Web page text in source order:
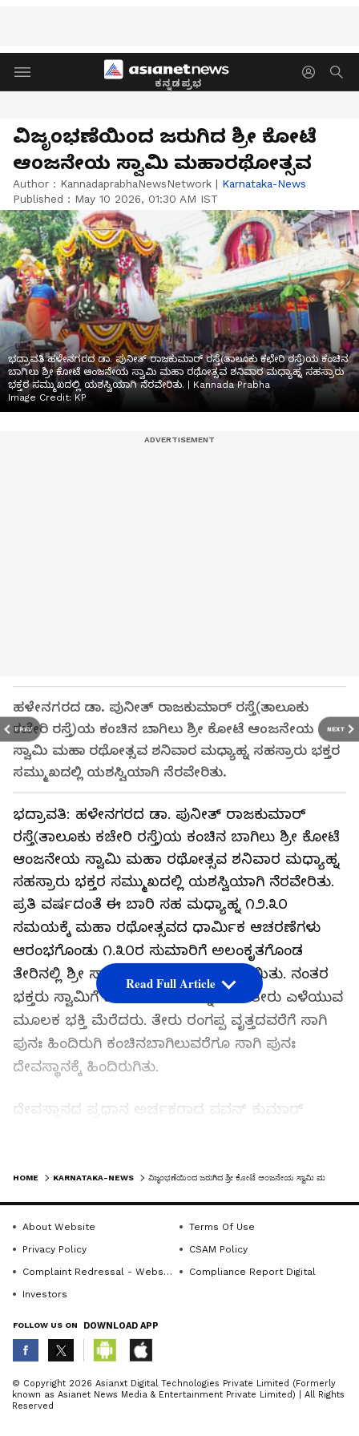
ಕನ್ನಡಪ್ರಭ
PREV NEXT
ವಿಜೃಂಭಣೆಯಿಂದ ಜರುಗಿದ ಶ್ರೀ ಕೋಟೆ
ಆಂಜನೇಯ ಸ್ವಾಮಿ ಮಹಾರಥೋತ್ಸವ
Author : KannadaprabhaNewsNetwork | Karnataka-News
Published : May 10 2026, 01:30 AM IST
ಭದ್ರಾವತಿ ಹಳೇನಗರದ ಡಾ. ಪುನೀತ್ ರಾಜಕುಮಾರ್ ರಸ್ತೆ(ತಾಲೂಕು ಕಛೇರಿ ರಸ್ತೆ)ಯ ಕಂಚಿನ
ಬಾಗಿಲು ಶ್ರೀ ಕೋಟೆ ಆಂಜನೇಯ ಸ್ವಾಮಿ ಮಹಾ ರಥೋತ್ಸವ ಶನಿವಾರ ಮಧ್ಯಾಹ್ನ ಸಹಸ್ರಾರು
ಭಕ್ತರ ಸಮ್ಮುಖದಲ್ಲಿ ಯಶಸ್ವಿಯಾಗಿ ನೆರವೇರಿತು. | Kannada Prabha
Image Credit: KP
ಹಳೇನಗರದ ಡಾ. ಪುನೀತ್ ರಾಜಕುಮಾರ್ ರಸ್ತೆ(ತಾಲೂಕು
ಕಚೇರಿ ರಸ್ತೆ)ಯ ಕಂಚಿನ ಬಾಗಿಲು ಶ್ರೀ ಕೋಟೆ ಆಂಜನೇಯ
ಸ್ವಾಮಿ ಮಹಾ ರಥೋತ್ಸವ ಶನಿವಾರ ಮಧ್ಯಾಹ್ನ ಸಹಸ್ರಾರು ಭಕ್ತರ
ಸಮ್ಮುಖದಲ್ಲಿ ಯಶಸ್ವಿಯಾಗಿ ನೆರವೇರಿತು.
ಭದ್ರಾವತಿ: ಹಳೇನಗರದ ಡಾ. ಪುನೀತ್ ರಾಜಕುಮಾರ್
ರಸ್ತೆ(ತಾಲೂಕು ಕಚೇರಿ ರಸ್ತೆ)ಯ ಕಂಚಿನ ಬಾಗಿಲು ಶ್ರೀ ಕೋಟೆ
ಆಂಜನೇಯ ಸ್ವಾಮಿ ಮಹಾ ರಥೋತ್ಸವ ಶನಿವಾರ ಮಧ್ಯಾಹ್ನ
ಸಹಸ್ರಾರು ಭಕ್ತರ ಸಮ್ಮುಖದಲ್ಲಿ ಯಶಸ್ವಿಯಾಗಿ ನೆರವೇರಿತು.
ಪ್ರತಿ ವರ್ಷದಂತೆ ಈ ಬಾರಿ ಸಹ ಮಧ್ಯಾಹ್ನ ೧೨.೩೦
ಸಮಯಕ್ಕೆ ಮಹಾ ರಥೋತ್ಸವದ ಧಾರ್ಮಿಕ ಆಚರಣೆಗಳು
ಆರಂಭಗೊಂಡು ೧.೩೦ರ ಸುಮಾರಿಗೆ ಅಲಂಕೃತಗೊಂಡ
ತೇರಿನಲ್ಲಿ ಶ್ರೀ ಸ್ವಾಮಿಯನ್ನು ಪ್ರತಿಷ್ಠಾಪಿಸಲಾಯಿತು. ನಂತರ
ಭಕ್ತರು ಸ್ವಾಮಿಗೆ ಜಯಘೋಷಗಳನ್ನು ಹಾಕಿ ತೇರು ಎಳೆಯುವ
ಮೂಲಕ ಭಕ್ತಿ ಮೆರೆದರು. ತೇರು ರಂಗಪ್ಪ ವೃತ್ತದವರೆಗೆ ಸಾಗಿ
ಪುನಃ ಹಿಂದಿರುಗಿ ಕಂಚಿನಬಾಗಿಲುವರೆಗೂ ಸಾಗಿ ಪುನಃ
ದೇವಸ್ಥಾನಕ್ಕೆ ಹಿಂದಿರುಗಿತು.
ದೇವಸ್ಥಾನದ ಪ್ರಧಾನ ಅರ್ಚಕರಾದ ಪವನ್ ಕುಮಾರ್
ವ್ಯವಸ್ಥಾಪನಾ ಸಮಿತಿ ಅಧ್ಯಕ್ಷ ಜಿ. ರಮಾಕಾಂತ ಹಾಗೂ
ಇನ್ನಿತರ ದೇವಸ್ಥಾನಗಳ ಅರ್ಚಕರು ಧಾರ್ಮಿಕ ಆಚರಣೆಗಳಲ್ಲಿ
ಪಾಲ್ಗೊಂಡಿದ್ದರು.
ಸಂಘ-ಸಂಸ್ಥೆಗಳ ಪ್ರಮುಖರು, ಸೇವಾಕರ್ತರು ಸೇರಿದಂತೆ
ನಗರದ ವಿವಿಧೆಡೆಗಳಿಂದ ಭಕ್ತರು ಆಗಮಿಸಿದ್ದರು.
ತೀರ್ಥಪ್ರಸಾದ ವಿನಿಯೋಗ ಹಾಗೂ ಅನ್ನಸಂತರ್ಪಣೆ
ಏರ್ಪಡಿಸಲಾಗಿತ್ತು.
Read Full Article
ABOUT THE AUTHOR
K KannadaprabhaNewsNetwork
HOME KARNATAKA-NEWS
About Website
Terms Of Use
Privacy Policy
CSAM Policy
Complaint Redressal - Website
Compliance Report Digital
Investors
FOLLOW US ON DOWNLOAD APP
© Copyright 2026 Asianxt Digital Technologies Private Limited (Formerly
known as Asianet News Media & Entertainment Private Limited) | All Rights
Reserved